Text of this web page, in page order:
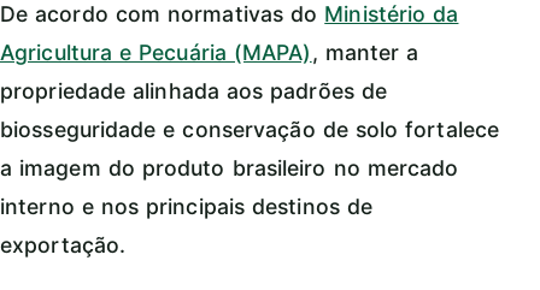
De acordo com normativas do Ministério da
Agricultura e Pecuária (MAPA), manter a
propriedade alinhada aos padrões de
biosseguridade e conservação de solo fortalece
a imagem do produto brasileiro no mercado
interno e nos principais destinos de
exportação.